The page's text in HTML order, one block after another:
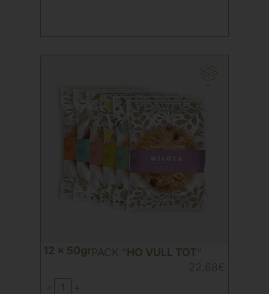
12 x 50grPACK “HO VULL TOT“
22,68€
+